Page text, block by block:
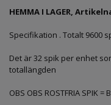
HEMMA I LAGER,
Specifikation . Totalt 9600
Det är 32 spik per enhet
totallängden
OBS OBS ROSTFRIA SPIK =